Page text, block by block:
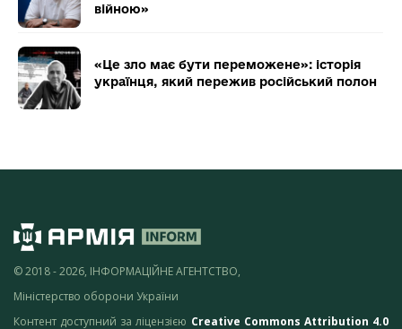
війною»
«Це зло має бути переможене»: історія
українця, який пережив російський полон
© 2018 - 2026, ІНФОРМАЦІЙНЕ АГЕНТСТВО,
Міністерство оборони України
Контент доступний за ліцензією Creative Commons Attribution 4.0